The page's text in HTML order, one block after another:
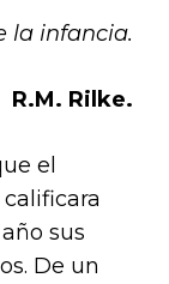
la infancia.
R.M. Rilke.
el
calificara
sus
De un